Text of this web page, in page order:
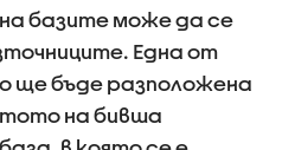
базите може да се
Една от
ще бъде разположена
на бивша